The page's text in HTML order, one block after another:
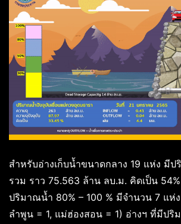
สำหรับอ่างเก็บน้ำขนาดกลาง 19 แห่ง มี
รวม ราว 75.563 ล้าน ลบ.ม. คิดเป็น
ปริมาณน้ำ 80% – 100 % มีจำนวน 7 แห่
ลำพูน = 1, แม่ฮ่องสอน = 1) อ่างฯ ที่มีปริ